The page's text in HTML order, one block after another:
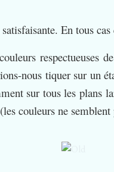
En tous
respectueuses
nous tiquer sur un
sur tous les plans
couleurs ne